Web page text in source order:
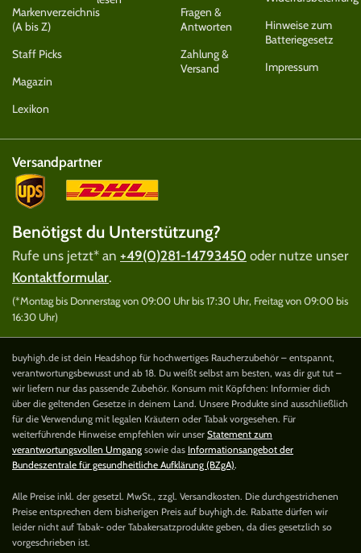
Markenverzeichnis
(A bis Z)
Staff Picks
Magazin
Lexikon
Fragen &
Antworten
Zahlung &
Versand
Hinweise zum
Batteriegesetz
Impressum
Versandpartner
Benötigst du Unterstützung?
Rufe uns jetzt* an +49(0)281-14793450 oder nutze unser
Kontaktformular.
(*Montag bis Donnerstag von 09:00 Uhr bis 17:30 Uhr, Freitag von 09:00 bis
16:30 Uhr)
buyhigh.de ist dein Headshop für hochwertiges Raucherzubehör – entspannt,
verantwortungsbewusst und ab 18. Du weißt selbst am besten, was dir gut tut –
wir liefern nur das passende Zubehör. Konsum mit Köpfchen: Informier dich
über die geltenden Gesetze in deinem Land. Unsere Produkte sind ausschließlich
für die Verwendung mit legalen Kräutern oder Tabak vorgesehen. Für
weiterführende Hinweise empfehlen wir unser Statement zum
verantwortungsvollen Umgang sowie das Informationsangebot der
Bundeszentrale für gesundheitliche Aufklärung (BZgA).
Alle Preise inkl. der gesetzl. MwSt., zzgl. Versandkosten. Die durchgestrichenen
Preise entsprechen dem bisherigen Preis auf buyhigh.de. Rabatte dürfen wir
leider nicht auf Tabak- oder Tabakersatzprodukte geben, da dies gesetzlich so
vorgeschrieben ist.